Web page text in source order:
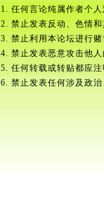
1. 任何言论纯属作者个
2. 禁止发表反动、色情
3. 禁止利用本论坛进行
4. 禁止发表恶意攻击他
5. 任何转载或转贴都应
6. 禁止发表任何涉及政